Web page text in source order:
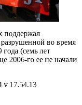
поддержал
во время
(семь лет
2006-го ее не начали